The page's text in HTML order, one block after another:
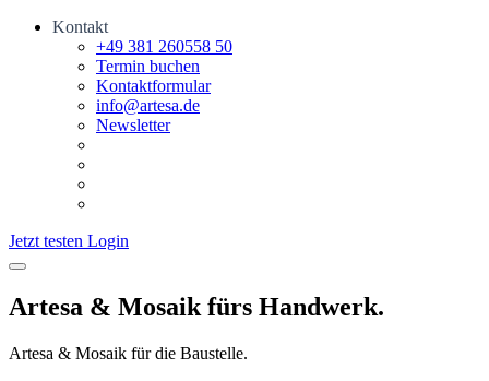
Kontakt
+49 381 260558 50
Termin buchen
Kontaktformular
info@artesa.de
Newsletter
Jetzt testen Login
Artesa & Mosaik fürs Handwerk.
Artesa & Mosaik für die Baustelle.